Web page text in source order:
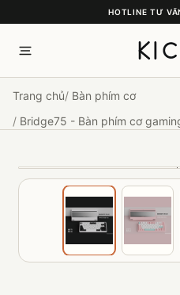
HOTLINE TƯ
Trang chủ
Bàn phím cơ
Bridge75 - Bàn phím cơ